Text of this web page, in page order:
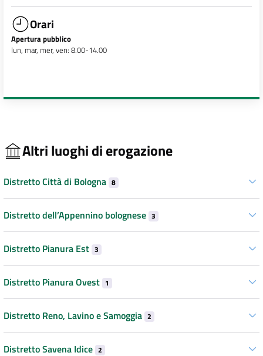
Orari
Apertura pubblico
lun, mar, mer, ven: 8.00-14.00
Altri luoghi di erogazione
Distretto Città di Bologna 8
Distretto dell’Appennino bolognese 3
Distretto Pianura Est 3
Distretto Pianura Ovest 1
Distretto Reno, Lavino e Samoggia 2
Distretto Savena Idice 2